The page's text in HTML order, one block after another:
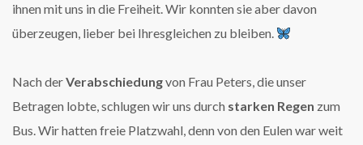
ihnen mit uns in die Freiheit. Wir konnten sie aber davon
überzeugen, lieber bei Ihresgleichen zu bleiben.
Nach derVerabschiedungvon Frau Peters, die unser
Betragen lobte, schlugen wir uns durch starken Regen zum
Bus. Wir hatten freie Platzwahl, denn von den Eulen war weit